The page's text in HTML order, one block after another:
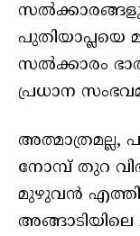
പുതിയാപ്ലയെ
സൽക്കാരം
പ്രധാന
അത്മാത്രമല്ല,
നോമ്പ് തുറ
മുഴുവൻ
അങ്ങാടിയിലെ